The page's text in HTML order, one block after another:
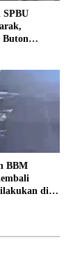
Buton
BBM
di